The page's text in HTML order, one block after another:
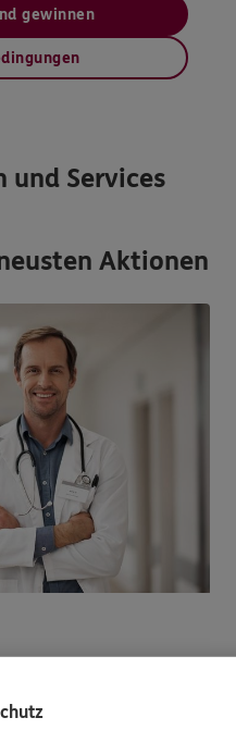
gewinnen
und Services
Aktionen